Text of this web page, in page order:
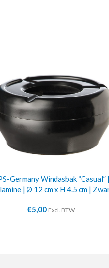
Germany Windasbak “Casual” |
| Ø 12 cm x H 4.5 cm |
€5,00 Excl. BTW